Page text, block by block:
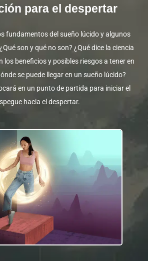
para el despertar
fundamentos del sueño lúcido y algunos
son y qué no son? ¿Qué dice la ciencia
los beneficios y posibles riesgos a tener en
se puede llegar en un sueño lúcido?
en un punto de partida para iniciar el
hacia el despertar.